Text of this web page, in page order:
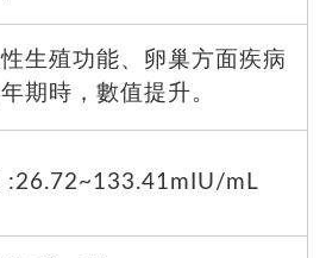
生殖功能、卵巢方面疾病
期時，數值提升。
:26.72~133.41mIU/mL